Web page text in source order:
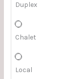
Duplex
Chalet
Local